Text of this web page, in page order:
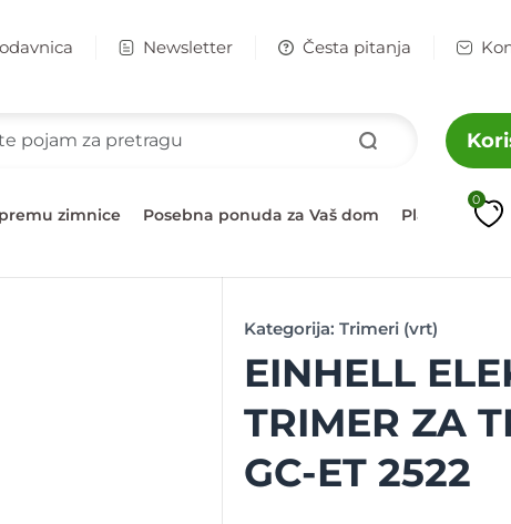
Newsletter Česta pitanja
0
zimnice Posebna ponuda za Vaš dom Plažni
Kategorija: Trimeri (vrt)
EINHELL
TRIMER ZA
GC-ET 2522